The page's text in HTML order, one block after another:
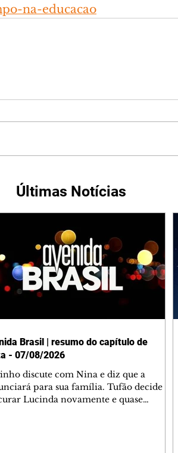
na-educacao
Últimas Notícias
Brasil | resumo do capítulo de
- 07/08/2026
discute com Nina e diz que a
para sua família. Tufão decide
Lucinda novamente e quase